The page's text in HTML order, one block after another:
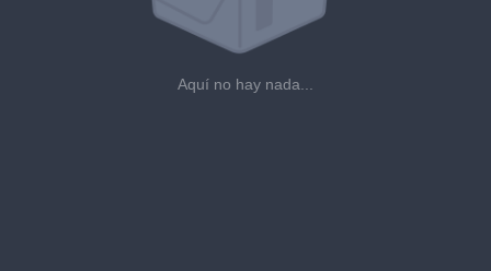
Aquí no hay nada...